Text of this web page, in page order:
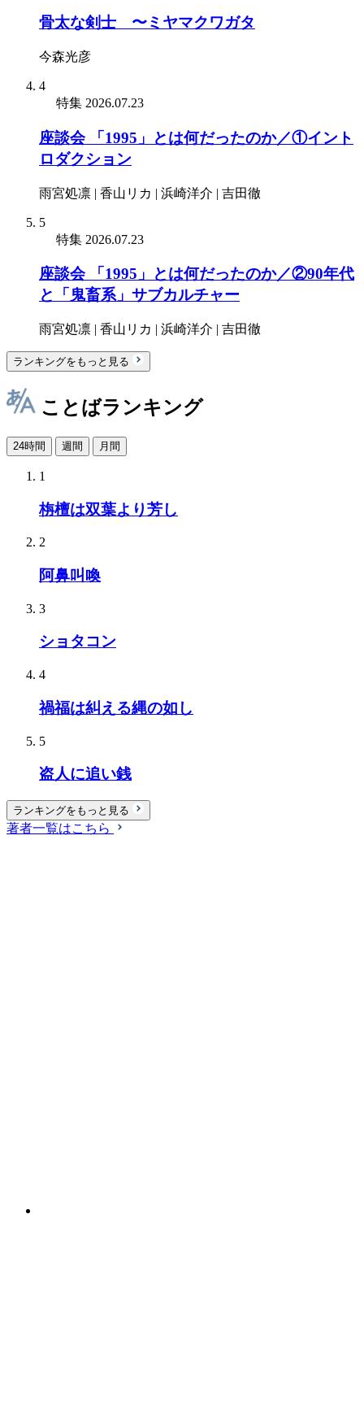
骨太な剣士 〜ミヤマクワガタ
今森光彦
4
特集 2026.07.23
座談会 「1995」とは何だったのか／①イント
ロダクション
雨宮処凛 | 香山リカ | 浜崎洋介 | 吉田徹
5
特集 2026.07.23
座談会 「1995」とは何だったのか／②90年代
と「鬼畜系」サブカルチャー
雨宮処凛 | 香山リカ | 浜崎洋介 | 吉田徹
ランキングをもっと見る
ことばランキング
24時間 週間 月間
1
栴檀は双葉より芳し
2
阿鼻叫喚
3
ショタコン
4
禍福は糾える縄の如し
5
盗人に追い銭
ランキングをもっと見る
著者一覧はこちら